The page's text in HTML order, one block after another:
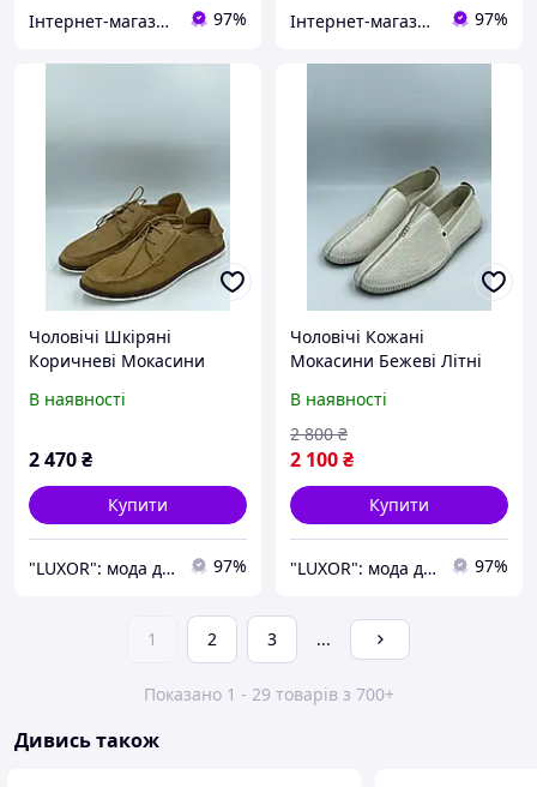
Інтернет-магазин "Brettani" 97% Інтернет-магазин "Brettani" 97%
Чоловічі Шкіряні
Коричневі Мокасини
В наявності
2 470₴
Купити
"LUXOR": мода для сміливих та обраних! 97%
Чоловічі Кожані
Мокасини Бежеві Літні
В наявності
2 100₴
2 800 ₴
Купити
"LUXOR": мода для сміливих та обраних! 97%
1 2 3 ...
Показано 1 - 29 товарів з 700+
Дивись також